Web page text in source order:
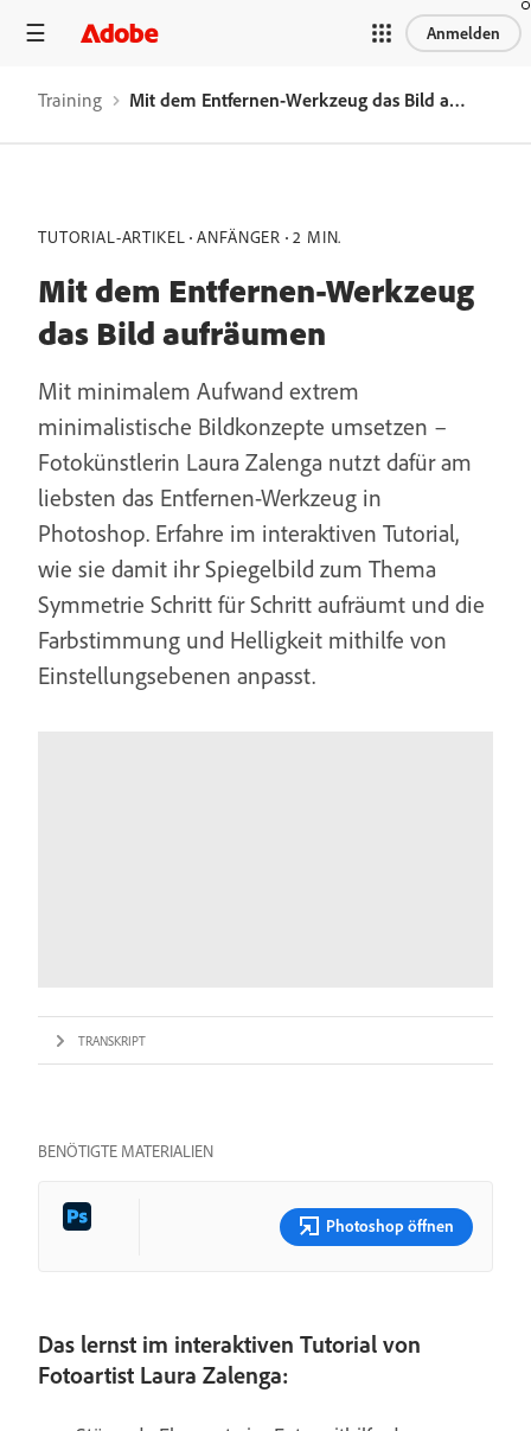
Anmelden
Training Mit dem Entfernen-Werkzeug das Bild aufräumen
TUTORIAL-ARTIKEL ANFÄNGER 2 MIN.
Mit dem Entfernen-Werkzeug
das Bild aufräumen
Mit minimalem Aufwand extrem
minimalistische Bildkonzepte umsetzen –
Fotokünstlerin Laura Zalenga nutzt dafür am
liebsten das Entfernen-Werkzeug in
Photoshop. Erfahre im interaktiven Tutorial,
wie sie damit ihr Spiegelbild zum Thema
Symmetrie Schritt für Schritt aufräumt und die
Farbstimmung und Helligkeit mithilfe von
Einstellungsebenen anpasst.
TRANSKRIPT
BENÖTIGTE MATERIALIEN
Photoshop öffnen
Das lernst im interaktiven Tutorial von
Fotoartist Laura Zalenga: